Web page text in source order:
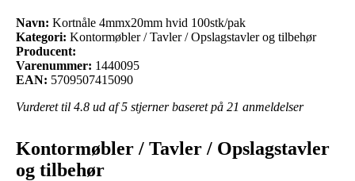
Navn: Kortnåle 4mmx20mm hvid 100stk/pak
Kategori: Kontormøbler / Tavler / Opslagstavler og tilbehør
Producent:
Varenummer: 1440095
EAN: 5709507415090
Vurderet til 4.8 ud af 5 stjerner baseret på 21 anmeldelser
Kontormøbler / Tavler / Opslagstavler
og tilbehør